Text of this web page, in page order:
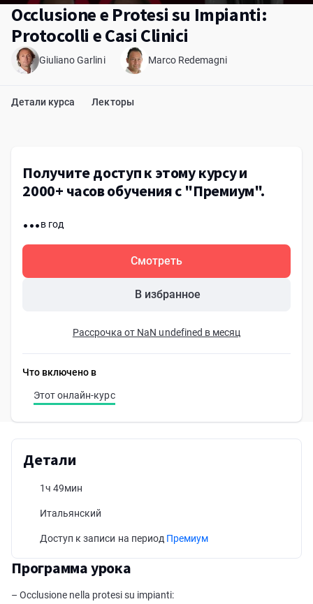
Occlusione e Protesi su Impianti:
Protocolli e Casi Clinici
Giuliano Garlini Marco Redemagni
Детали курса Лекторы
Получите доступ к этому курсу и
2000+ часов обучения с "Премиум".
...в год
Смотреть
В избранное
Рассрочка от NaN undefined в месяц
Что включено в
Этот онлайн-курс
Детали
1ч 49мин
Итальянский
Доступ к записи на период Премиум
Программа урока
– Occlusione nella protesi su impianti: